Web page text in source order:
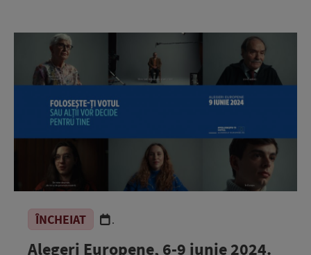
ÎNCHEIAT .
Alegeri Europene, 6-9 iunie 2024.